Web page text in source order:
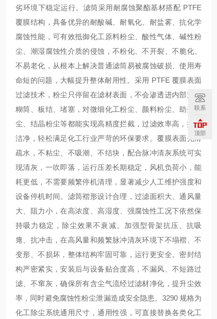
劣环境下稳定运行。滤筒采用耐腐蚀聚酯基材搭配 PTFE
覆膜结构，具备优异的耐酸碱、耐氧化、耐盐雾、抗化学
腐蚀性能，可有效抵御化工原料粉尘、酸性气体、碱性粉
尘、潮湿腐蚀性介质的侵蚀，不粉化、不开裂、不脆化、
不易老化，从根本上解决普通滤筒易被腐蚀破损、使用寿
命短的问题，大幅提升整体耐用性。采用 PTFE 覆膜表面
过滤技术，粉尘只停留在滤材表面，不会渗透进内部造成
糊筒、板结、堵塞，对微细化工粉尘、颜料粉尘、助剂粉
尘、结晶粉尘等都能实现高精度拦截，过滤效率高，排放
洁净，轻松满足化工行业严苛的环保要求。覆膜表面光滑
疏水，不粘尘、不吸潮、不结块，配合脉冲清灰系统可实
现清灰，一吹即落，运行压差长期稳定，风机负荷小，能
耗更低，不需要频繁停机清理，显著减少人工维护强度和
设备停机时间。滤筒褶形设计合理，过滤面积大、通风量
大、阻力小，在高浓度、高湿度、强腐蚀性工况下依然保
持吸力稳定，除尘效果不衰减。加强型骨架抗压、抗吸
瘪、抗冲击，在高风量和频繁脉冲清灰环境下不塌褶、不
变形、不损坏，整体结构牢固可靠，运行更安全。密封结
构严密紧实，安装后与设备贴合度高，不漏风、不短路过
滤、不窜灰，确保所有含尘气流经过滤材净化，提升尘效
率，同时避免腐蚀性粉尘泄漏造成安全隐患。3290 规格为
化工除尘系统通用尺寸，通用性强，可直接替换各类化工
联系
顶部